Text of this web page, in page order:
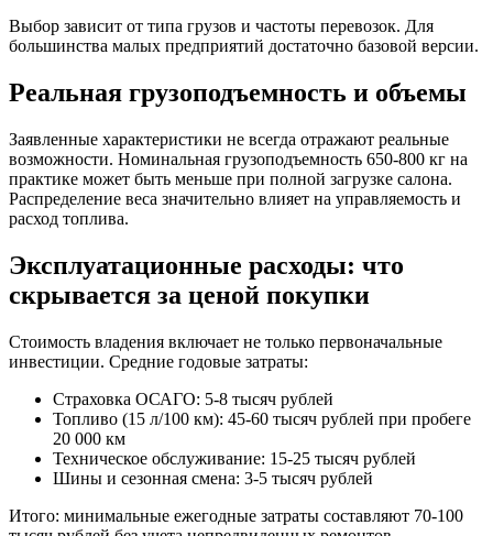
Выбор зависит от типа грузов и частоты перевозок. Для
большинства малых предприятий достаточно базовой версии.
Реальная грузоподъемность и объемы
Заявленные характеристики не всегда отражают реальные
возможности. Номинальная грузоподъемность 650-800 кг на
практике может быть меньше при полной загрузке салона.
Распределение веса значительно влияет на управляемость и
расход топлива.
Эксплуатационные расходы: что
скрывается за ценой покупки
Стоимость владения включает не только первоначальные
инвестиции. Средние годовые затраты:
Страховка ОСАГО: 5-8 тысяч рублей
Топливо (15 л/100 км): 45-60 тысяч рублей при пробеге
20 000 км
Техническое обслуживание: 15-25 тысяч рублей
Шины и сезонная смена: 3-5 тысяч рублей
Итого: минимальные ежегодные затраты составляют 70-100